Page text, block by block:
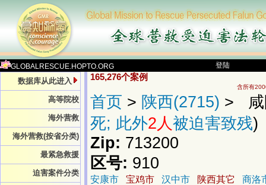
GLOBALRESCUE.HOPTO.ORG 登陆
数据库从此进入
高等院校
海外营救
海外营救(按省分类)
最紧急救援
迫害案件分类
165,276个案例
含所有
首页 > 陕西(2715) > 咸
死; 此外2人被迫害致残)
Zip: 713200
区号: 910
安康市 宝鸡市 汉中市 陕西其它
商洛